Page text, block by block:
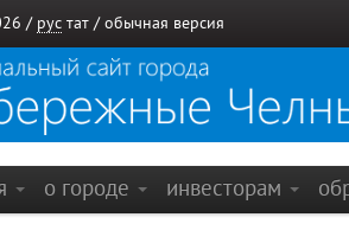
/ рус тат / обычная версия
о городе инвесторам